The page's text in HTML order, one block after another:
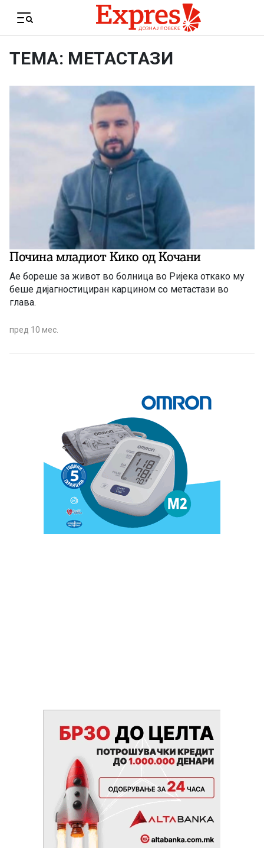
Menu
ТЕМА: МЕТАСТАЗИ
Почина младиот Кико од Кочани
Ае бореше за живот во болница во Ријека откако му
беше дијагностициран карцином со метастази во
глава.
пред 10 мес.